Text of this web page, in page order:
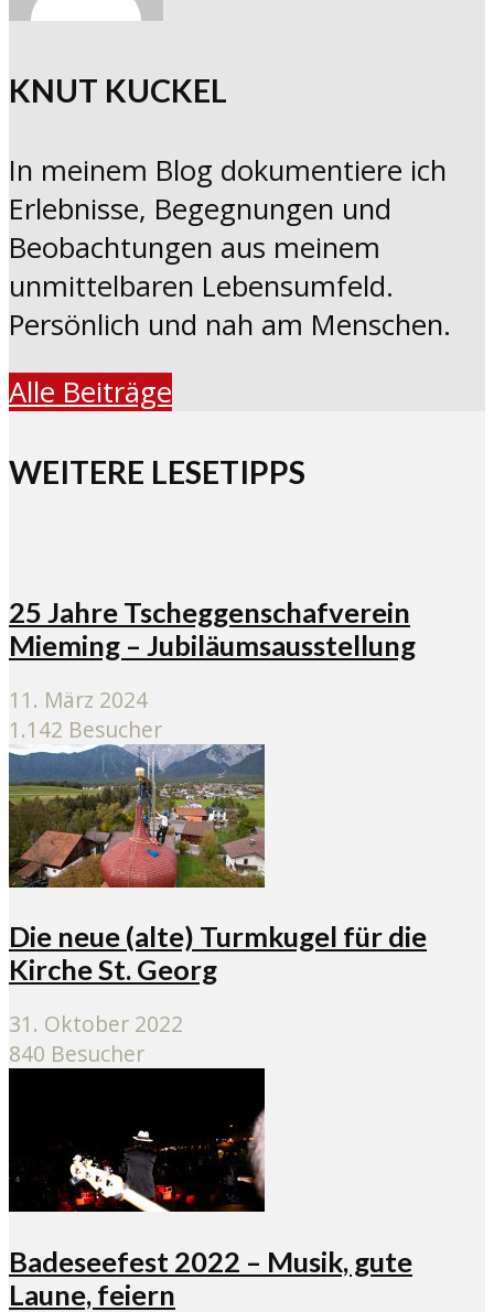
KNUT KUCKEL
In meinem Blog dokumentiere ich
Erlebnisse, Begegnungen und
Beobachtungen aus meinem
unmittelbaren Lebensumfeld.
Persönlich und nah am Menschen.
Alle Beiträge
WEITERE LESETIPPS
25 Jahre Tscheggenschafverein
Mieming – Jubiläumsausstellung
11. März 2024
1.142 Besucher
Die neue (alte) Turmkugel für die
Kirche St. Georg
31. Oktober 2022
840 Besucher
Badeseefest 2022 – Musik, gute
Laune, feiern